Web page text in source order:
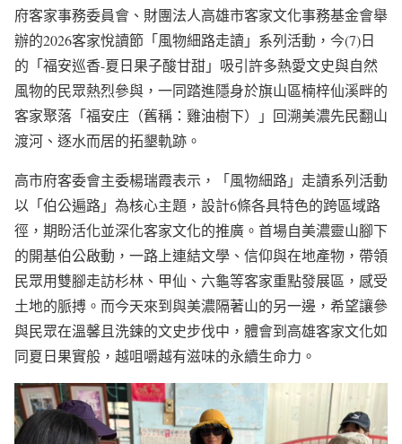
府客家事務委員會、財團法人高雄市客家文化事務基金會舉
辦的2026客家悅讀節「風物細路走讀」系列活動，今(7)日
的「福安巡香-夏日果子酸甘甜」吸引許多熱愛文史與自然
風物的民眾熱烈參與，一同踏進隱身於旗山區楠梓仙溪畔的
客家聚落「福安庄（舊稱：雞油樹下）」回溯美濃先民翻山
渡河、逐水而居的拓墾軌跡。
高市府客委會主委楊瑞霞表示，「風物細路」走讀系列活動
以「伯公遍路」為核心主題，設計6條各具特色的跨區域路
徑，期盼活化並深化客家文化的推廣。首場自美濃靈山腳下
的開基伯公啟動，一路上連結文學、信仰與在地產物，帶領
民眾用雙腳走訪杉林、甲仙、六龜等客家重點發展區，感受
土地的脈搏。而今天來到與美濃隔著山的另一邊，希望讓參
與民眾在溫馨且洗鍊的文史步伐中，體會到高雄客家文化如
同夏日果實般，越咀嚼越有滋味的永續生命力。